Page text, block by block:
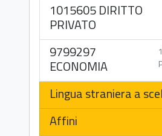
1015605 DIRITTO
PRIVATO
9799297
ECONOMIA
Lingua straniera a
Affini